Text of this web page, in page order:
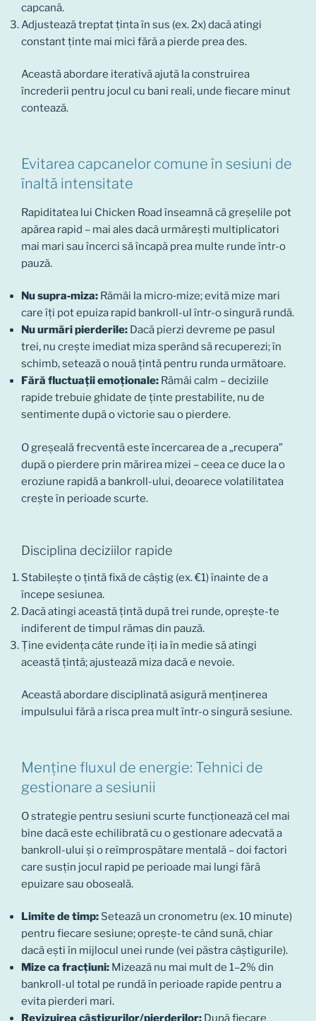
capcană.
Adjustează treptat ținta în sus (ex. 2x) dacă atingi
constant ținte mai mici fără a pierde prea des.
Această abordare iterativă ajută la construirea
încrederii pentru jocul cu bani reali, unde fiecare minut
contează.
Evitarea capcanelor comune în sesiuni de
înaltă intensitate
Rapiditatea lui Chicken Road înseamnă că greșelile pot
apărea rapid – mai ales dacă urmărești multiplicatori
mai mari sau încerci să încapă prea multe runde într-o
pauză.
Nu supra‑miza: Rămâi la micro‑mize; evită mize mari
care îți pot epuiza rapid bankroll-ul într-o singură rundă.
Nu urmări pierderile: Dacă pierzi devreme pe pasul
trei, nu crește imediat miza sperând să recuperezi; în
schimb, setează o nouă țintă pentru runda următoare.
Fără fluctuații emoționale: Rămâi calm – deciziile
rapide trebuie ghidate de ținte prestabilite, nu de
sentimente după o victorie sau o pierdere.
O greșeală frecventă este încercarea de a „recupera”
după o pierdere prin mărirea mizei – ceea ce duce la o
eroziune rapidă a bankroll-ului, deoarece volatilitatea
crește în perioade scurte.
Disciplina deciziilor rapide
Stabilește o țintă fixă de câștig (ex. €1) înainte de a
începe sesiunea.
Dacă atingi această țintă după trei runde, oprește-te
indiferent de timpul rămas din pauză.
Ține evidența câte runde îți ia în medie să atingi
această țintă; ajustează miza dacă e nevoie.
Această abordare disciplinată asigură menținerea
impulsului fără a risca prea mult într-o singură sesiune.
Menține fluxul de energie: Tehnici de
gestionare a sesiunii
O strategie pentru sesiuni scurte funcționează cel mai
bine dacă este echilibrată cu o gestionare adecvată a
bankroll-ului și o reîmprospătare mentală – doi factori
care susțin jocul rapid pe perioade mai lungi fără
epuizare sau oboseală.
Limite de timp: Setează un cronometru (ex. 10 minute)
pentru fiecare sesiune; oprește-te când sună, chiar
dacă ești în mijlocul unei runde (vei păstra câștigurile).
Mize ca fracțiuni: Mizează nu mai mult de 1–2% din
bankroll-ul total pe rundă în perioade rapide pentru a
evita pierderi mari.
Revizuirea câștigurilor/pierderilor: După fiecare